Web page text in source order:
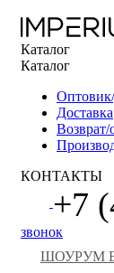
Каталог
Каталог
Доставка
Возврат/
КОНТАКТЫ
+7
звонок
ШОУРУМ